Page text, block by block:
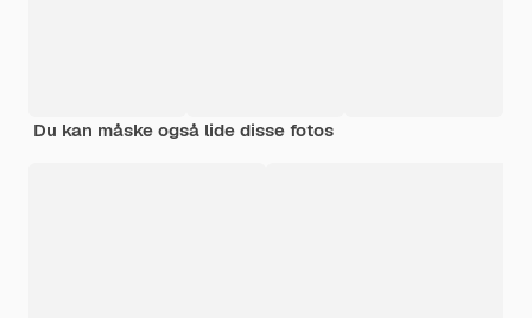
Du kan måske også lide disse fotos